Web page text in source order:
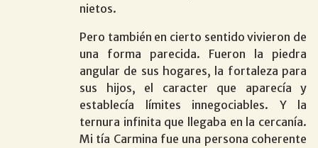
nietos.
Pero también en cierto sentido vivieron de
una forma parecida. Fueron la piedra
angular de sus hogares, la fortaleza para
sus hijos, el caracter que aparecía y
establecía límites innegociables. Y la
ternura infinita que llegaba en la cercanía.
Mi tía Carmina fue una persona coherente